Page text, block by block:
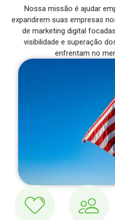
Nossa missão é ajudar
expandirem suas empresas
de marketing digital
visibilidade e superação
enfrentam no